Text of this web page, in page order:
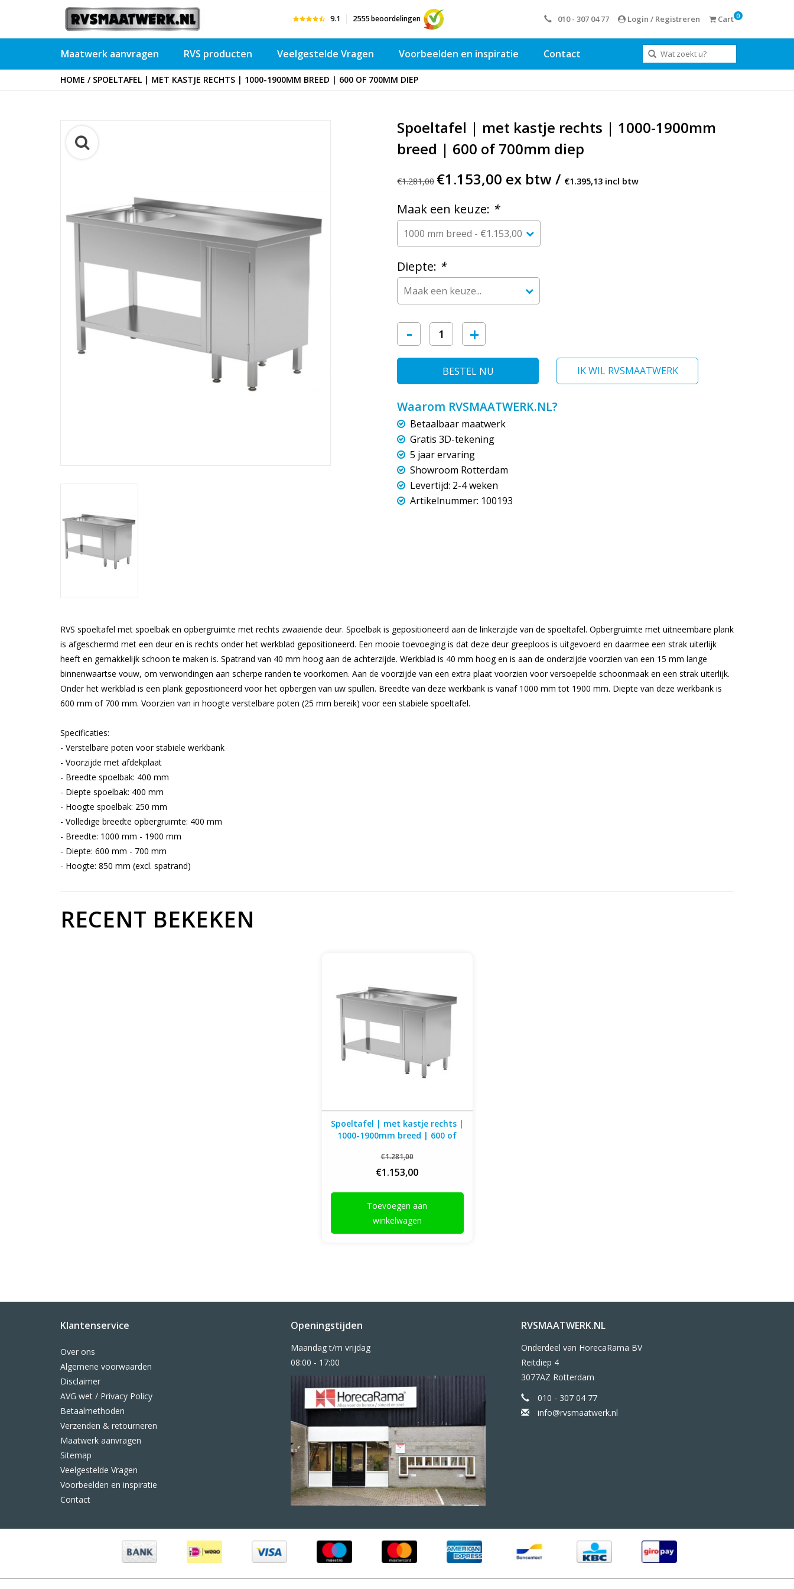
9.1 2555beoordelingen 010 - 307 04 77 Login / Registreren Cart 0
Maatwerk aanvragen RVS producten Veelgestelde Vragen Voorbeelden en inspiratie Contact
HOME / SPOELTAFEL | MET KASTJE RECHTS | 1000-1900MM BREED | 600 OF 700MM DIEP
Spoeltafel | met kastje rechts | 1000-1900mm
breed | 600 of 700mm diep
€1.281,00 €1.153,00 ex btw / €1.395,13 incl btw
Maak een keuze: *
Diepte: *
- +
BESTEL NU IK WIL RVSMAATWERK
Waarom RVSMAATWERK.NL?
Betaalbaar maatwerk
Gratis 3D-tekening
5 jaar ervaring
Showroom Rotterdam
Levertijd: 2-4 weken
Artikelnummer: 100193
RVS spoeltafel met spoelbak en opbergruimte met rechts zwaaiende deur. Spoelbak is gepositioneerd aan de linkerzijde van de spoeltafel. Opbergruimte met uitneembare plank
is afgeschermd met een deur en is rechts onder het werkblad gepositioneerd. Een mooie toevoeging is dat deze deur greeploos is uitgevoerd en daarmee een strak uiterlijk
heeft en gemakkelijk schoon te maken is. Spatrand van 40 mm hoog aan de achterzijde. Werkblad is 40 mm hoog en is aan de onderzijde voorzien van een 15 mm lange
binnenwaartse vouw, om verwondingen aan scherpe randen te voorkomen. Aan de voorzijde van een extra plaat voorzien voor versoepelde schoonmaak en een strak uiterlijk.
Onder het werkblad is een plank gepositioneerd voor het opbergen van uw spullen. Breedte van deze werkbank is vanaf 1000 mm tot 1900 mm. Diepte van deze werkbank is
600 mm of 700 mm. Voorzien van in hoogte verstelbare poten (25 mm bereik) voor een stabiele spoeltafel.
Specificaties:
- Verstelbare poten voor stabiele werkbank
- Voorzijde met afdekplaat
- Breedte spoelbak: 400 mm
- Diepte spoelbak: 400 mm
- Hoogte spoelbak: 250 mm
- Volledige breedte opbergruimte: 400 mm
- Breedte: 1000 mm - 1900 mm
- Diepte: 600 mm - 700 mm
- Hoogte: 850 mm (excl. spatrand)
RECENT BEKEKEN
Spoeltafel | met kastje rechts |
1000-1900mm breed | 600 of
€1.281,00
€1.153,00
Toevoegen aan
winkelwagen
Klantenservice
Over ons
Algemene voorwaarden
Disclaimer
AVG wet / Privacy Policy
Betaalmethoden
Verzenden & retourneren
Maatwerk aanvragen
Sitemap
Veelgestelde Vragen
Voorbeelden en inspiratie
Contact
Openingstijden
Maandag t/m vrijdag
08:00 - 17:00
RVSMAATWERK.NL
Onderdeel van HorecaRama BV
Reitdiep 4
3077AZ Rotterdam
010 - 307 04 77
info@rvsmaatwerk.nl